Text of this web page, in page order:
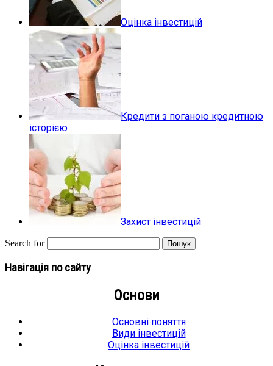
Оцінка інвестицій
Кредити з поганою кредитною
історією
Захист інвестицій
Search for
Навігація по сайту
Основи
Основні поняття
Види інвестицій
Оцінка інвестицій